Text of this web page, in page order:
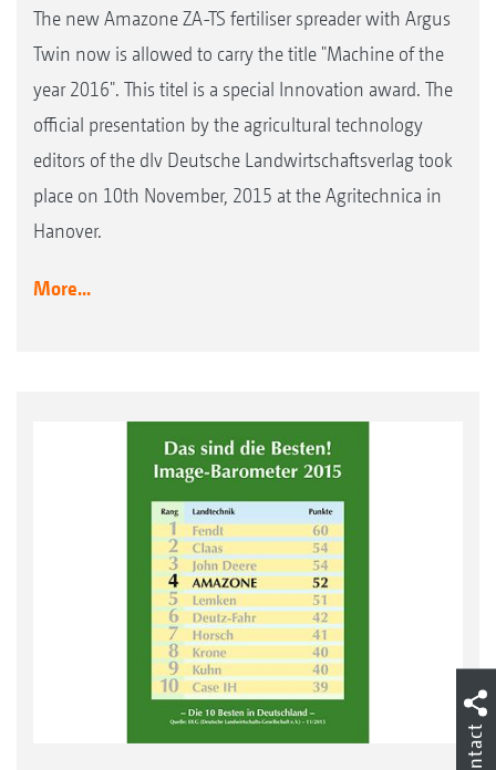
The new Amazone ZA-TS fertiliser spreader with Argus
Twin now is allowed to carry the title "Machine of the
year 2016". This titel is a special Innovation award. The
official presentation by the agricultural technology
editors of the dlv Deutsche Landwirtschaftsverlag took
place on 10th November, 2015 at the Agritechnica in
Hanover.
More...
Contact